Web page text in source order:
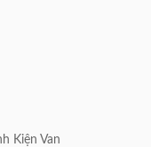
Kiện Van